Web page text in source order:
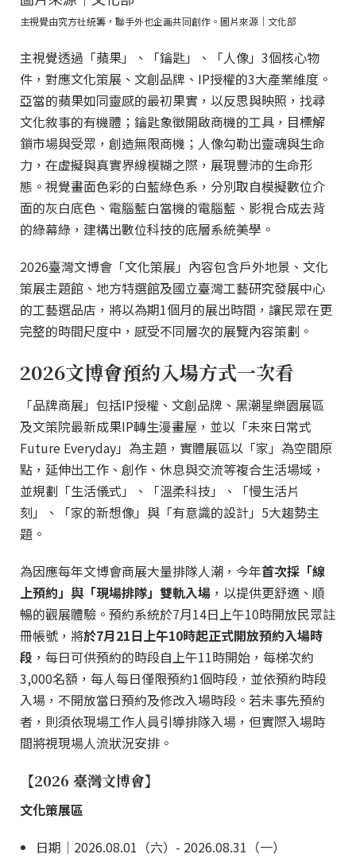
主視覺由究方社統籌，聯手外也企画共同創作。圖片來源｜文化部
主視覺透過「蘋果」、「鑰匙」、「人像」3個核心物
件，對應文化策展、文創品牌、IP授權的3大產業維度。
亞當的蘋果如同靈感的最初果實，以反思與映照，找尋
文化敘事的有機體；鑰匙象徵開啟商機的工具，目標解
鎖市場與受眾，創造無限商機；人像勾勒出靈魂與生命
力，在虛擬與真實界線模糊之際，展現豐沛的生命形
態。視覺畫面色彩的白藍綠色系，分別取自模擬數位介
面的灰白底色、電腦藍白當機的電腦藍、影視合成去背
的綠幕綠，建構出數位科技的底層系統美學。
2026臺灣文博會「文化策展」內容包含戶外地景、文化
策展主題館、地方特選館及國立臺灣工藝研究發展中心
的工藝選品店，將以為期1個月的展出時間，讓民眾在更
完整的時間尺度中，感受不同層次的展覽內容策劃。
2026文博會預約入場方式一次看
「品牌商展」包括IP授權、文創品牌、黑潮星樂園展區
及文策院最新成果IP轉生漫畫屋，並以「未來日常式
Future Everyday」為主題，實體展區以「家」為空間原
點，延伸出工作、創作、休息與交流等複合生活場域，
並規劃「生活儀式」、「溫柔科技」、「慢生活片
刻」、「家的新想像」與「有意識的設計」5大趨勢主
題。
為因應每年文博會商展大量排隊人潮，今年首次採「線
上預約」與「現場排隊」雙軌入場 ，以提供更舒適、順
暢的觀展體驗。預約系統於7月14日上午10時開放民眾註
冊帳號，將於7月21日上午10時起正式開放預約入場時
段 ，每日可供預約的時段自上午11時開始，每梯次約
3,000名額，每人每日僅限預約1個時段，並依預約時段
入場，不開放當日預約及修改入場時段。若未事先預約
者，則須依現場工作人員引導排隊入場，但實際入場時
間將視現場人流狀況安排。
【2026 臺灣文博會】
文化策展區
日期｜2026.08.01（六）- 2026.08.31（一）